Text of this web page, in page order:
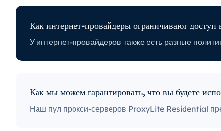
Как
ограничивают доступ в
есть разные политики, связанные с ограничением
блокируют доступ к платформам социальных сетей,
серьезно ограничивающей способ доступа